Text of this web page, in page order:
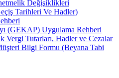
Değişiklikleri
Tarihleri Ve Hadler)
(GEKAP) Uygulama Rehberi
Vergi Tutarları, Hadler ve Cezalar
Bilgi Formu (Beyana Tabi